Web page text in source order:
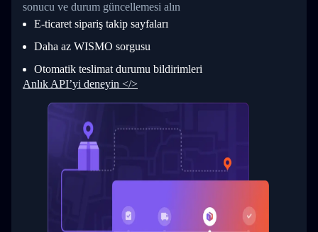
28
29
31
33
34
"Details": "BEIJING-
          }
        ]
      }
  }
}
sonucu ve durum güncellemesi alın
E-ticaret sipariş takip sayfaları
Daha az WISMO sorgusu
Otomatik teslimat durumu bildirimleri
Anlık API’yi deneyin </>